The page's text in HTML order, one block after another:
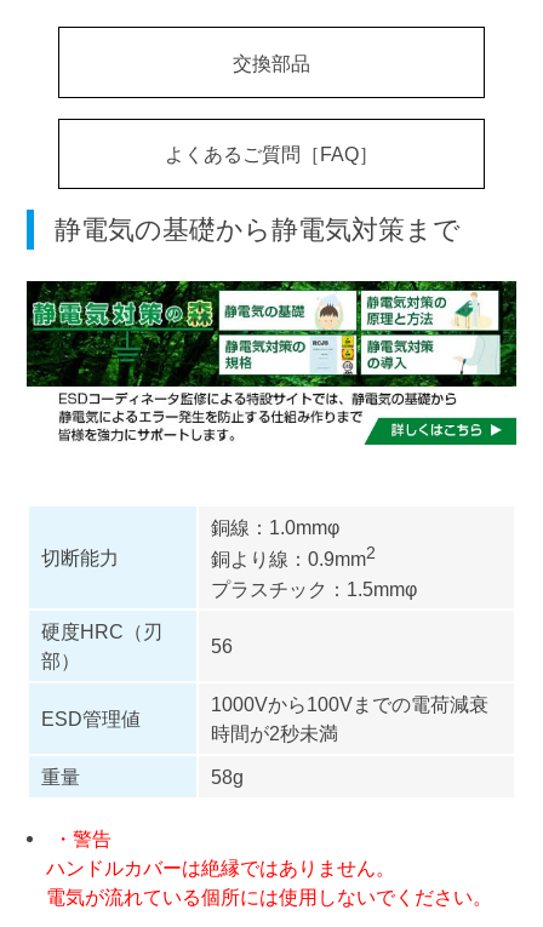
交換部品
よくあるご質問［FAQ］
静電気の基礎から静電気対策まで
切断能力
銅線：1.0mmφ
銅より線：0.9mm2
プラスチック：1.5mmφ
硬度HRC（刃
部）
56
ESD管理値
1000Vから100Vまでの電荷減衰
時間が2秒未満
重量
58g
・警告
ハンドルカバーは絶縁ではありません。
電気が流れている個所には使用しないでください。